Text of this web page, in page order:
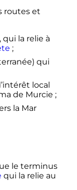
routes et
la relie à
;
qui
local
de Murcie ;
la Mar
le terminus
qui la relie au